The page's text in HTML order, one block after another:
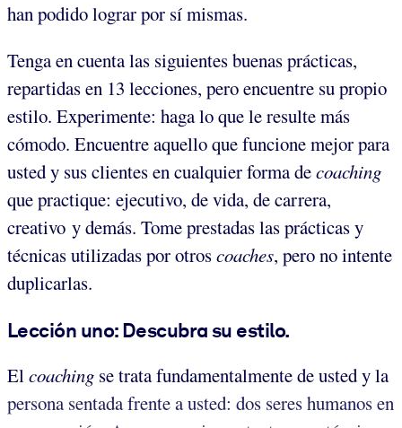
han podido lograr por sí mismas.
Tenga en cuenta las siguientes buenas prácticas,
repartidas en 13 lecciones, pero encuentre su propio
estilo. Experimente: haga lo que le resulte más
cómodo. Encuentre aquello que funcione mejor para
usted y sus clientes en cualquier forma decoaching
que practique: ejecutivo, de vida, de carrera,
creativo y demás. Tome prestadas las prácticas y
técnicas utilizadas por otroscoaches, pero no intente
duplicarlas.
Lección uno: Descubra su estilo.
Elcoaching se trata fundamentalmente de usted y la
persona sentada frente a usted: dos seres humanos en